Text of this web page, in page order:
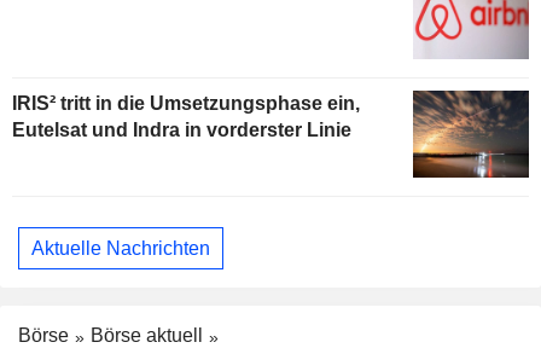
IRIS² tritt in die Umsetzungsphase ein,
Eutelsat und Indra in vorderster Linie
Aktuelle Nachrichten
Börse
Börse aktuell